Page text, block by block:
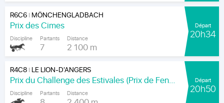
R6C6| MÖNCHENGLADBACH
Prix des Cimes
Discipline Partants
7
Distance
2 100 m
Départ
20h34
R4C8| LE LION-D'ANGERS
Prix du Challenge des Estivales (Prix de Feneu)
Discipline Partants Distance
Départ
20h50